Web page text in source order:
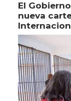
El
nueva